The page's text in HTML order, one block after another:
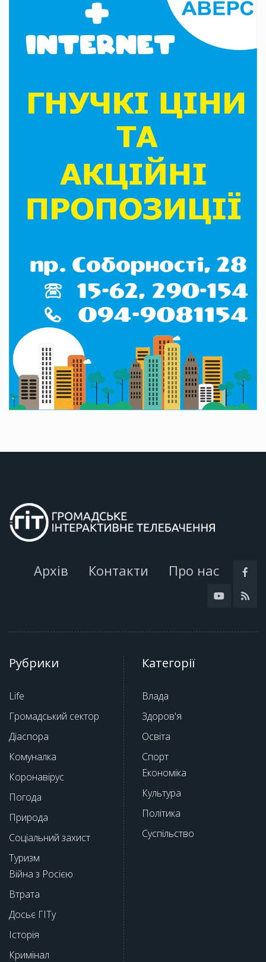
Архів Контакти Про нас
Рубрики
Life
Громадський сектор
Діаспора
Комуналка
Коронавірус
Погода
Природа
Соціальний захист
Туризм
Війна з Росією
Втрата
Досьє ГІТу
Історія
Кримінал
Категорії
Влада
Здоров'я
Освіта
Спорт
Економіка
Культура
Політика
Суспільство